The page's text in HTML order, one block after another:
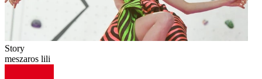
Story
meszaros lili